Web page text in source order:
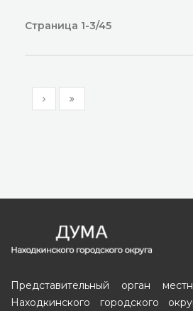
Страница 1-3/45
Представительный орган
Находкинского городского